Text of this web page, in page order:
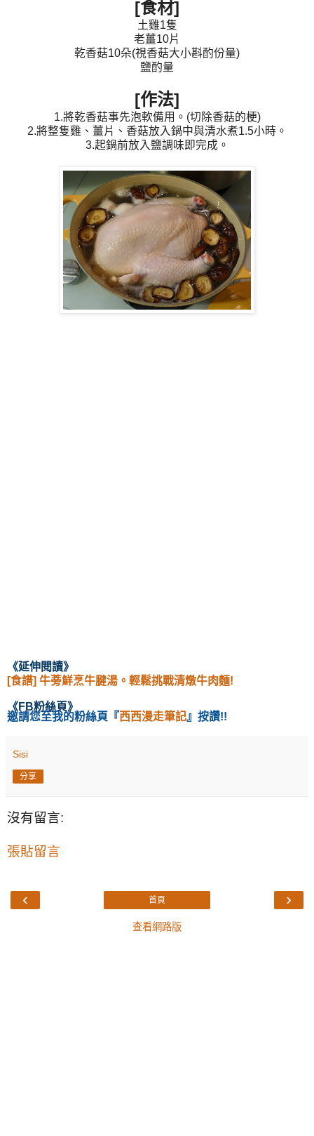
[食材]
土雞1隻
老薑10片
乾香菇10朵(視香菇大小斟酌份量)
鹽酌量
[作法]
1.將乾香菇事先泡軟備用。(切除香菇的梗)
2.將整隻雞、薑片、香菇放入鍋中與清水煮1.5小時。
3.起鍋前放入鹽調味即完成。
《延伸閱讀》
[食譜] 牛蒡鮮烹牛腱湯。輕鬆挑戰清燉牛肉麵!
《FB粉絲頁》
邀請您至我的粉絲頁
『西西漫走筆記』按讚!!
Sisi
分享
沒有留言:
張貼留言
‹ ›
首頁
查看網路版